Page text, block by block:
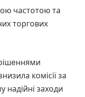
частотою та
торгових
комісії за
надійні заходи